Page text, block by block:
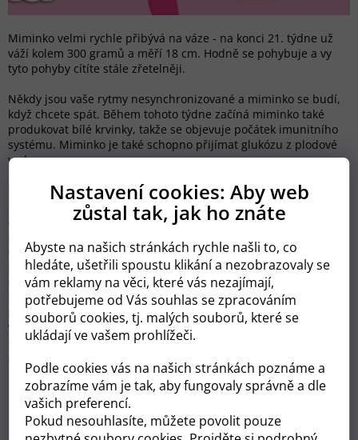
Nastavení cookies: Aby web
zůstal tak, jak ho znáte
Abyste na našich stránkách rychle našli to, co
hledáte, ušetřili spoustu klikání a nezobrazovaly se
vám reklamy na věci, které vás nezajímají,
potřebujeme od Vás souhlas se zpracováním
souborů cookies, tj. malých souborů, které se
ukládají ve vašem prohlížeči.
Podle cookies vás na našich stránkách poznáme a
zobrazíme vám je tak, aby fungovaly správně a dle
vašich preferencí.
Pokud nesouhlasíte, můžete povolit pouze
Miminko velmi rychle přibývá na váze - na konci 21. týdne už
váží kolem 300 gramů a měří 18 cm. Hodně se pohybuje a vy
tyto pohyby cítíte stále zřetelněji.
Někdy jsou vaše rytmy nesynchronizované a miminko se budí,
když chcete spát. Během tohoto týdne začíná miminko také
produkovat bílé krvinky, takže se objevuje počátek imunitního
systému. Miminko je také schopno přijímat glukózu z plodové
vody.
Pro vás je to všechno stejné - oteklé kotníky, bolavá záda, zácpa.
No, tak zlé to zase není. Pokud vaše těhotenství probíhá dobře
a nepřibrala jste příliš na váze (přijatelné přibírání na váze v
otěhotněním a váš lékař nebo porodní asistentka s vámi při
první návštěvě probrali výživu v těhotenství), pak se cítíte
docela dobře. Je možné, že vám narostly boky - nebojte se,
nejde jen o tuk. Jde také o uvolnění a pružnost vašich
pánevních kloubů, které se připravují na porod. Mohou se u
vás objevit křeče v lýtkách a závratě. Nezapomeňte proto jíst
potraviny bohaté na draslík a hořčík a vyhněte se hladovění
Předchozí článek Další článek